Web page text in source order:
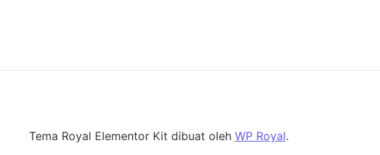
Tema Royal Elementor Kit dibuat oleh WP Royal.